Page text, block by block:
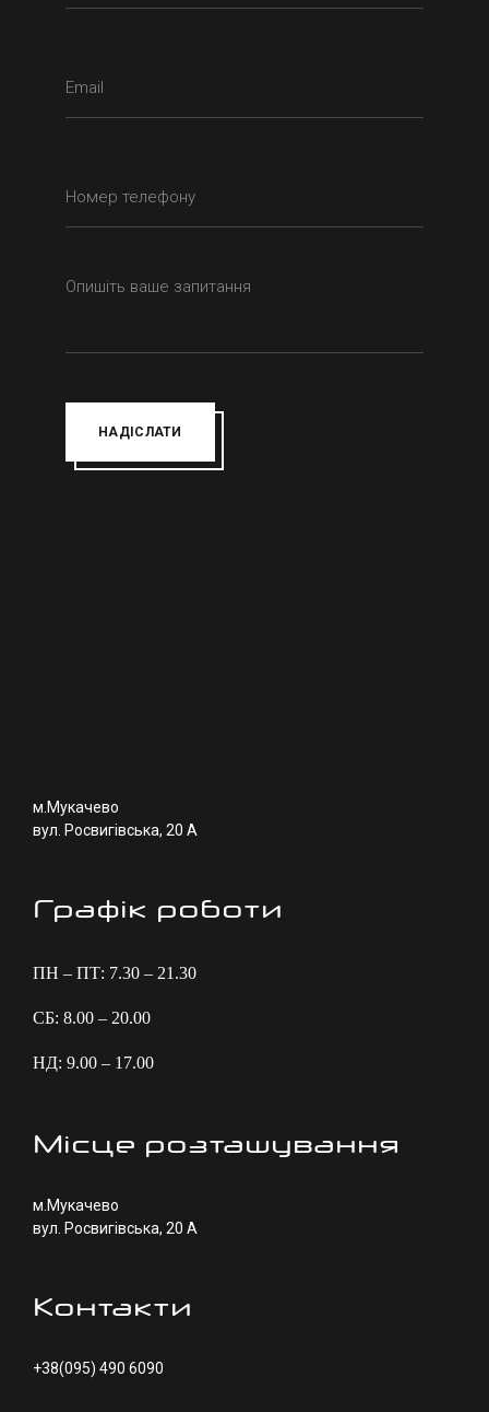
НАДІСЛАТИ
м.Мукачево
вул. Росвигівська, 20 А
Графік роботи
ПН – ПТ: 7.30 – 21.30
СБ: 8.00 – 20.00
НД: 9.00 – 17.00
Місце розташування
м.Мукачево
вул. Росвигівська, 20 А
Контакти
+38(095) 490 6090